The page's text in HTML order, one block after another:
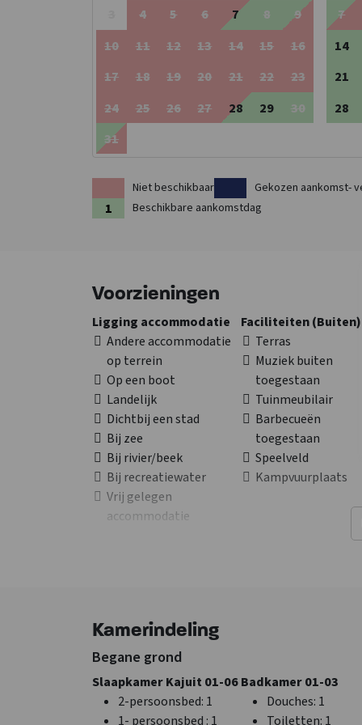
4 5 6 7 8
9
10
11 12 13 14 15
16
17
18 19 20 21 22
23
24
25 26 27 28 29
30
31
7
14
21
28
Niet beschikbaar Gekozen aankomst-
Beschikbare aankomstdag
Voorzieningen
Ligging accommodatie
Andere accommodatie
op terrein
Op een boot
Landelijk
Dichtbij een stad
Bij zee
Bij rivier/beek
Bij recreatiewater
Vrij gelegen
accommodatie
Faciliteiten (Buiten)
Terras
Muziek buiten
toegestaan
Tuinmeubilair
Barbecueën
toegestaan
Speelveld
Kampvuurplaats
Sportgroep
Voetbalgroep
Jongeren < 25 jaar
School
Kamerindeling
Begane grond
Slaapkamer Kajuit 01-06
2-persoonsbed: 1
1- persoonsbed : 1
Badkamer 01-03
Douches: 1
Toiletten: 1